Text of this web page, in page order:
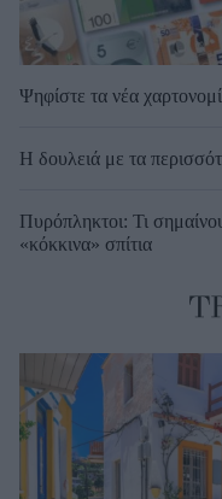
Ψηφίστε τα νέα
Η δουλειά με τα
Πυρόπληκτοι: Τι
«κόκκινα» σπίτια